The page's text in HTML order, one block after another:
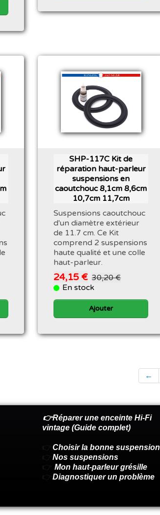
SHP-117C Kit de
réparation haut-parleur
suspensions en
caoutchouc 8,1cm 8,6cm
10,7cm 11,7cm
Suspensions caoutchouc
d'un diamètre extérieur
de 11.7 cm. Ce Kit
comprend 2 suspensions
haute qualité et une colle
haut-parleur.
24,15 € 30,20 €
En stock
Ajouter
←
👉Réparer une enceinte Hi-Fi
vintage (Guide complet)
👉 Choisir la bonne suspension
👉 Nos suspensions
👉 Mon haut-parleur grésille
👉 Diagnostiquer un problème